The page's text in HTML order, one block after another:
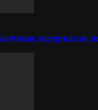
материалы: